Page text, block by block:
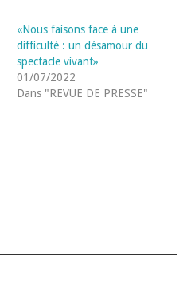
«Nous faisons face à une
difficulté : un désamour du
spectacle vivant»
01/07/2022
Dans "REVUE DE PRESSE"